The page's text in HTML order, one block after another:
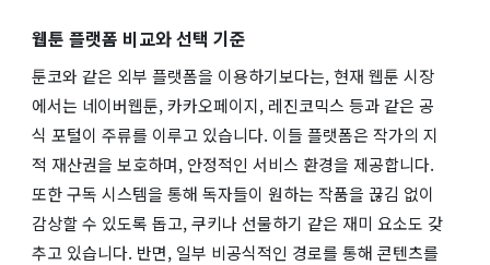
웹툰 플랫폼 비교와 선택 기준
툰코와 같은 외부 플랫폼을 이용하기보다는, 현재 웹툰 시장
에서는 네이버웹툰, 카카오페이지, 레진코믹스 등과 같은 공
식 포털이 주류를 이루고 있습니다. 이들 플랫폼은 작가의 지
적 재산권을 보호하며, 안정적인 서비스 환경을 제공합니다.
또한 구독 시스템을 통해 독자들이 원하는 작품을 끊김 없이
감상할 수 있도록 돕고, 쿠키나 선물하기 같은 재미 요소도 갖
추고 있습니다. 반면, 일부 비공식적인 경로를 통해 콘텐츠를